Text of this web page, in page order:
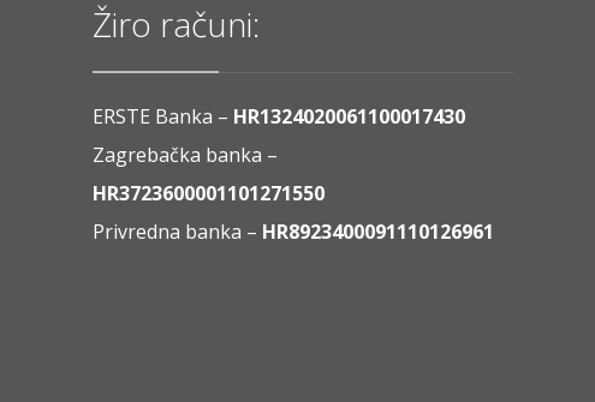
Žiro računi:
ERSTE Banka – HR1324020061100017430
Zagrebačka banka –
HR3723600001101271550
Privredna banka – HR8923400091110126961